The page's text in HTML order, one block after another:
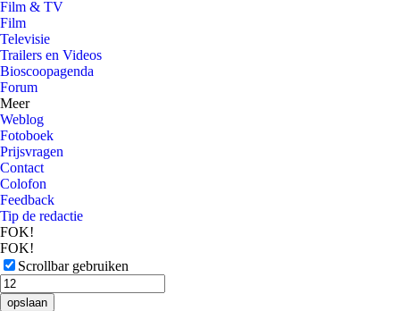
Film & TV
Film
Televisie
Trailers en Videos
Bioscoopagenda
Forum
Meer
Weblog
Fotoboek
Prijsvragen
Contact
Colofon
Feedback
Tip de redactie
FOK!
FOK!
Scrollbar gebruiken
opslaan